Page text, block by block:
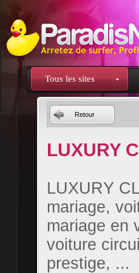
Tous les sites
Retour
LUXURY
LUXURY
mariage,
mariage en
voiture
prestige, ...